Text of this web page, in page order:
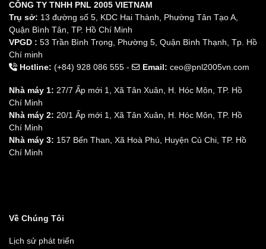
CÔNG TY TNHH PNL 2005 VIETNAM
Trụ sở: 13 đường số 5, KDC Hai Thành, Phường Tân Tạo A,
Quận Bình Tân, TP. Hồ Chí Minh
VPGD : 53 Trần Bình Trọng, Phường 5, Quận Bình Thạnh, Tp. Hồ
Chí minh
Hotline: (+84) 928 086 555 - Email: ceo@pnl2005vn.com
Nhà máy 1: 27/7 Ấp mới 1, Xã Tân Xuân, H. Hóc Môn, TP. Hồ
Chí Minh
Nhà máy 2: 20/1 Ấp mới 1, Xã Tân Xuân, H. Hóc Môn, TP. Hồ
Chí Minh
Nhà máy 3: 157 Bến Than, Xã Hoà Phú, Huyện Củ Chi, TP. Hồ
Chí Minh
Về Chúng Tôi
Lịch sử phát triển